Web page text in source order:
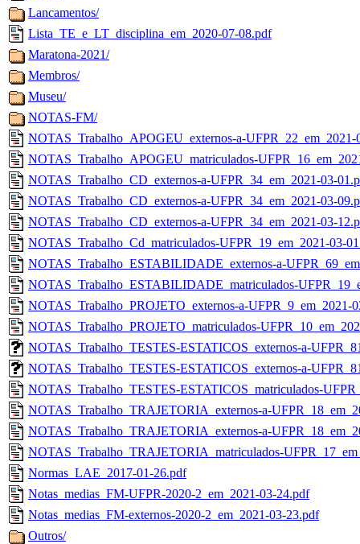
Lancamentos/
Lista_TE_e_LT_disciplina_em_2020-07-08.pdf
Maratona-2021/
Membros/
Museu/
NOTAS-FM/
NOTAS_Trabalho_APOGEU_externos-a-UFPR_22_em_2021-
NOTAS_Trabalho_APOGEU_matriculados-
NOTAS_Trabalho_CD_externos-a-UFPR_34_em_2021-03-
NOTAS_Trabalho_CD_externos-a-UFPR_34_em_2021-03-
NOTAS_Trabalho_CD_externos-a-UFPR_34_em_2021-03-
NOTAS_Trabalho_Cd_matriculados-UFPR_19_em_2021-03-
NOTAS_Trabalho_ESTABILIDADE_externos-a-
NOTAS_Trabalho_ESTABILIDADE_matriculados-
NOTAS_Trabalho_PROJETO_externos-a-UFPR_9_em_2021-
NOTAS_Trabalho_PROJETO_matriculados-
NOTAS_Trabalho_TESTES-ESTATICOS_externos-a-
NOTAS_Trabalho_TESTES-ESTATICOS_externos-a-
NOTAS_Trabalho_TESTES-ESTATICOS_matriculados-
NOTAS_Trabalho_TRAJETORIA_externos-a-
NOTAS_Trabalho_TRAJETORIA_externos-a-
NOTAS_Trabalho_TRAJETORIA_matriculados-
Normas_LAE_2017-01-26.pdf
Notas_medias_FM-UFPR-2020-2_em_2021-03-24.pdf
Notas_medias_FM-externos-2020-2_em_2021-03-23.pdf
Outros/